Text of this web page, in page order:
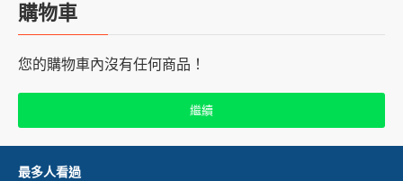
購物車
您的購物車內沒有任何商品！
繼續
最多人看過